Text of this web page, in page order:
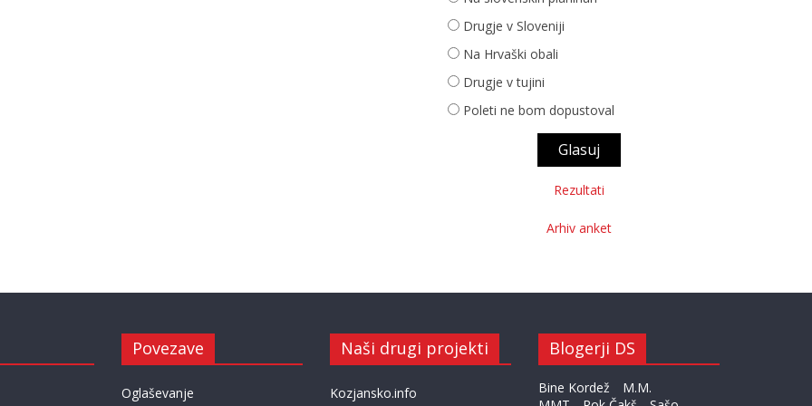
Drugje v Sloveniji
Na Hrvaški obali
Drugje v tujini
Poleti ne bom dopustoval
Rezultati
Arhiv anket
Povezave
Oglaševanje
Naši drugi projekti
Kozjansko.info
Blogerji DS
Bine Kordež
M.M.